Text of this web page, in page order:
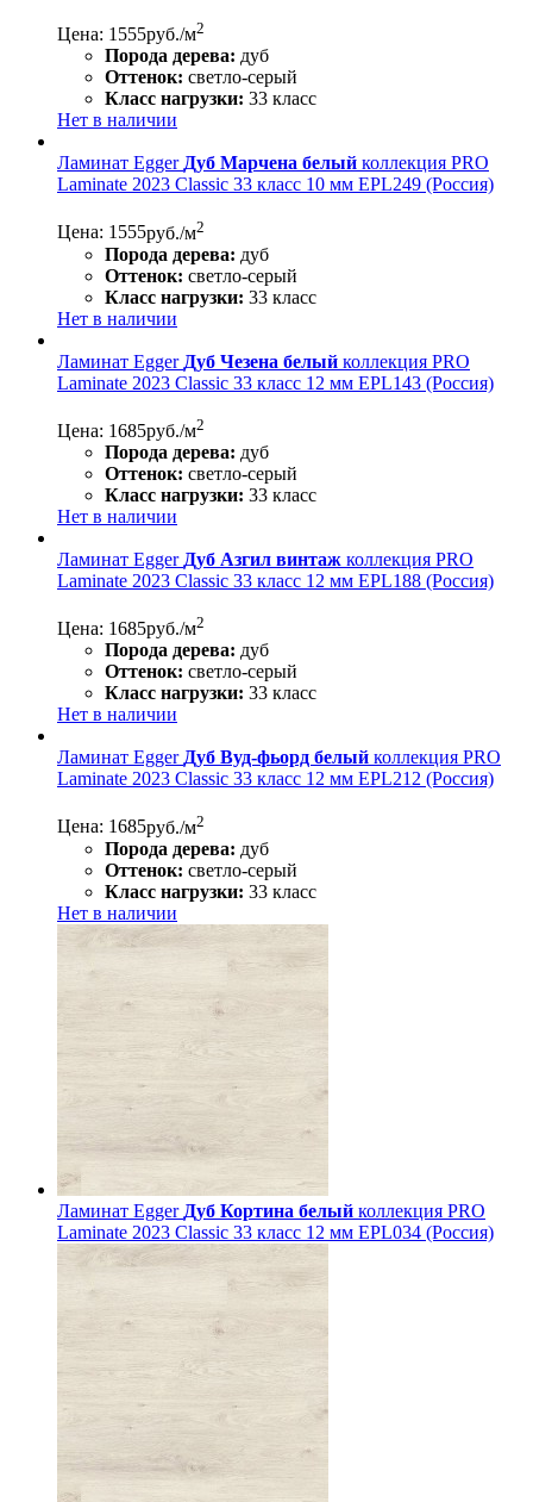
Цена: 1555руб./м2
Порода дерева: дуб
Оттенок: светло-серый
Класс нагрузки: 33 класс
Нет в наличии
Ламинат Egger Дуб Марчена белый коллекция PRO
Laminate 2023 Classic 33 класс 10 мм EPL249 (Россия)
Цена: 1555руб./м2
Порода дерева: дуб
Оттенок: светло-серый
Класс нагрузки: 33 класс
Нет в наличии
Ламинат Egger Дуб Чезена белый коллекция PRO
Laminate 2023 Classic 33 класс 12 мм EPL143 (Россия)
Цена: 1685руб./м2
Порода дерева: дуб
Оттенок: светло-серый
Класс нагрузки: 33 класс
Нет в наличии
Ламинат Egger Дуб Азгил винтаж коллекция PRO
Laminate 2023 Classic 33 класс 12 мм EPL188 (Россия)
Цена: 1685руб./м2
Порода дерева: дуб
Оттенок: светло-серый
Класс нагрузки: 33 класс
Нет в наличии
Ламинат Egger Дуб Вуд-фьорд белый коллекция PRO
Laminate 2023 Classic 33 класс 12 мм EPL212 (Россия)
Цена: 1685руб./м2
Порода дерева: дуб
Оттенок: светло-серый
Класс нагрузки: 33 класс
Нет в наличии
Ламинат Egger Дуб Кортина белый коллекция PRO
Laminate 2023 Classic 33 класс 12 мм EPL034 (Россия)